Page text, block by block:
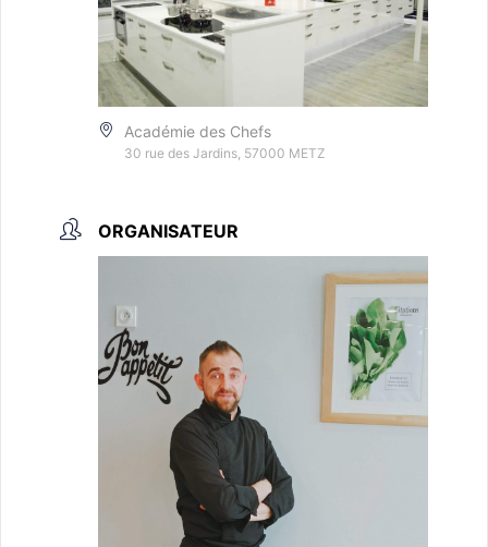
Académie des Chefs
30 rue des Jardins, 57000 METZ
ORGANISATEUR